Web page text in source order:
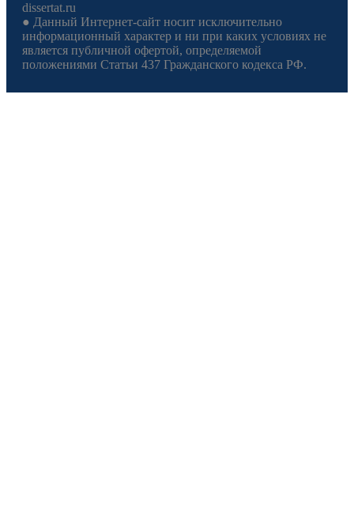
dissertat.ru
● Данный Интернет-сайт носит исключительно
информационный характер и ни при каких условиях не
является публичной офертой, определяемой
положениями Статьи 437 Гражданского кодекса РФ.